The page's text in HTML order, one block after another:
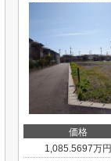
価格
1,085.5697万円